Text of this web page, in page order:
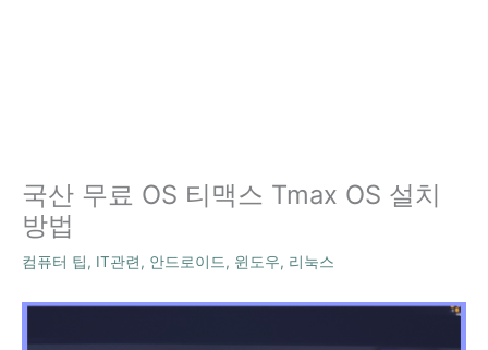
국산 무료 OS 티맥스 Tmax OS 설치
방법
컴퓨터 팁, IT관련, 안드로이드, 윈도우, 리눅스